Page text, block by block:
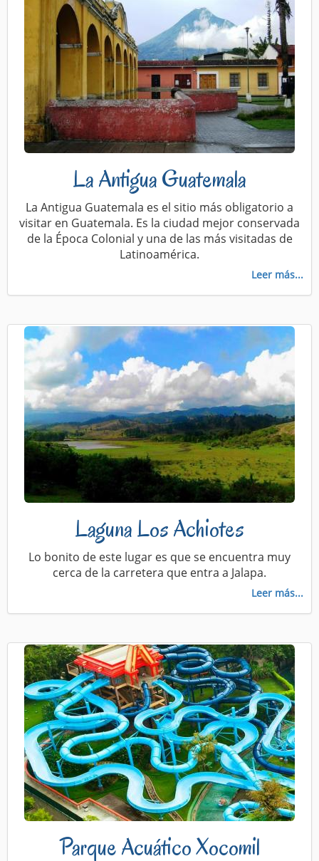
La Antigua Guatemala
La Antigua Guatemala es el sitio más obligatorio a
visitar en Guatemala. Es la ciudad mejor conservada
de la Época Colonial y una de las más visitadas de
Latinoamérica.
Leer más...
Laguna Los Achiotes
Lo bonito de este lugar es que se encuentra muy
cerca de la carretera que entra a Jalapa.
Leer más...
Parque Acuático Xocomil